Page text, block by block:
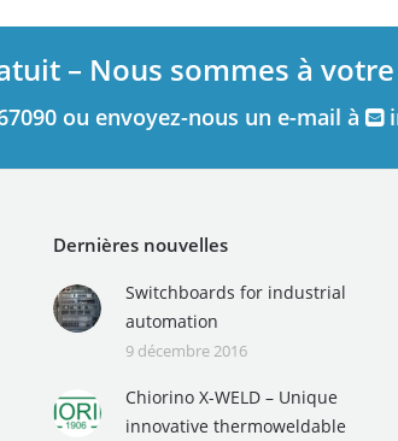
– Nous sommes à
ou envoyez-nous un e-mail à
Dernières nouvelles
Switchboards for industrial
automation
9 décembre 2016
Chiorino X-WELD – Unique
innovative thermoweldable